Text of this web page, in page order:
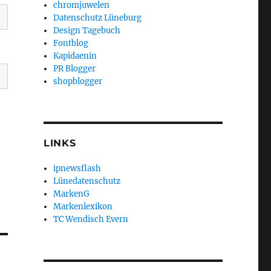
chromjuwelen
Datenschutz Lüneburg
Design Tagebuch
Fontblog
Kapidaenin
PR Blogger
shopblogger
LINKS
ipnewsflash
Lünedatenschutz
MarkenG
Markenlexikon
TC Wendisch Evern